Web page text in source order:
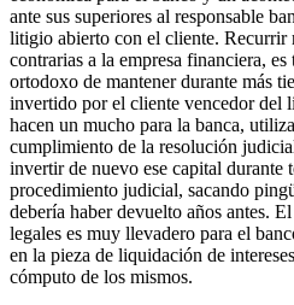
ante sus superiores al responsable
litigio abierto con el cliente. Recurrir
contrarias a la empresa financiera,
ortodoxo de mantener durante más
invertido por el cliente vencedor del
hacen un mucho para la banca,
cumplimiento de la resolución
invertir de nuevo ese capital durante
procedimiento judicial, sacando
debería haber devuelto años antes.
legales es muy llevadero para el
en la pieza de liquidación de
cómputo de los mismos.